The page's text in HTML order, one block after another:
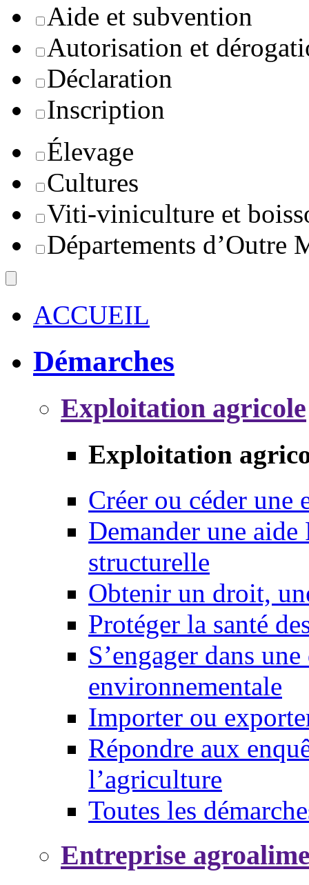
Aide et subvention
Autorisation et
Déclaration
Inscription
Élevage
Cultures
Viti-viniculture et
Départements d’Outre
ACCUEIL
Démarches
Exploitation agricole
Exploitation
Créer ou céder une
Demander une
structurelle
Obtenir un droit,
Protéger la santé
S’engager dans
environnementale
Importer ou
Répondre aux
l’agriculture
Toutes les
Entreprise